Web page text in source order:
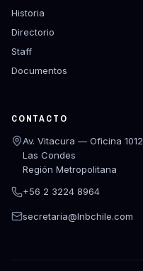
Historia
Directorio
Staff
Documentos
CONTACTO
Av. Vitacura — Oficina 1012
Las Condes
Región Metropolitana
+56 2 3224 8964
secretaria@lnbchile.com